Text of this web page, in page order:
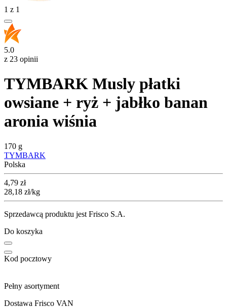
1 z 1
5.0
z 23 opinii
TYMBARK Musly płatki
owsiane + ryż + jabłko banan
aronia wiśnia
170 g
TYMBARK
Polska
Cena
4,79 zł
28,18 zł/kg
Sprzedawcą produktu jest Frisco S.A.
Do koszyka
Kod pocztowy
Pełny asortyment
Dostawa Frisco VAN